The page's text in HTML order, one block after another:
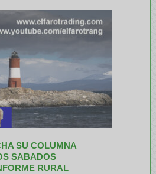
SU COLUMNA
SABADOS
RURAL